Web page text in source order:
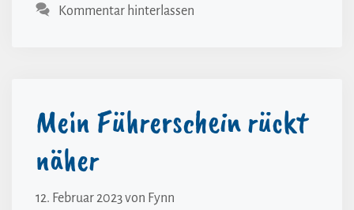
Kommentar hinterlassen
Mein Führerschein rückt
näher
12. Februar 2023von Fynn